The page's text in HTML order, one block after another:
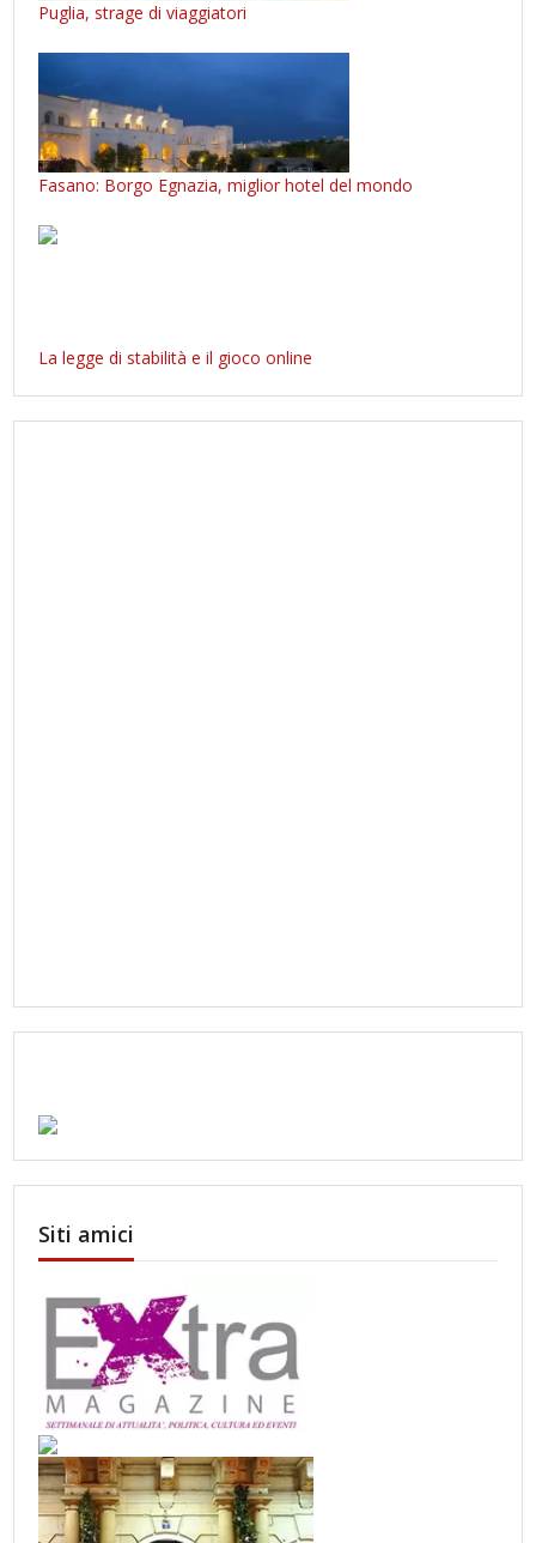
Puglia, strage di viaggiatori
Fasano: Borgo Egnazia, miglior hotel del mondo
La legge di stabilità e il gioco online
Siti amici